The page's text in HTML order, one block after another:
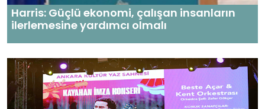
Harris: Güçlü ekonomi, çalışan insanların
ilerlemesine yardımcı olmalı